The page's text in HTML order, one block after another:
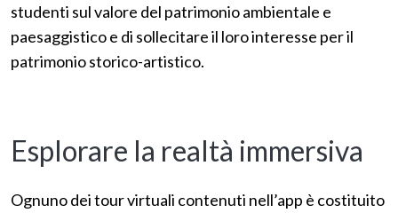
studenti sul valore del patrimonio ambientale e
paesaggistico e di sollecitare il loro interesse per il
patrimonio storico-artistico.
Esplorare la realtà immersiva
Ognuno dei tour virtuali contenuti nell’app è costituito